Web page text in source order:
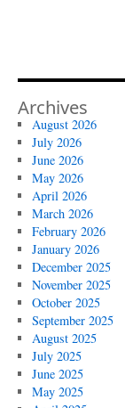
Archives
August 2026
July 2026
June 2026
May 2026
April 2026
March 2026
February 2026
January 2026
December 2025
November 2025
October 2025
September 2025
August 2025
July 2025
June 2025
May 2025